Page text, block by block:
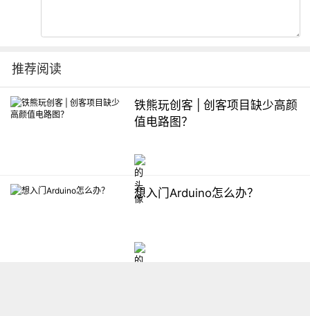
推荐阅读
铁熊玩创客 | 创客项目缺少高颜
值电路图？
想入门Arduino怎么办？